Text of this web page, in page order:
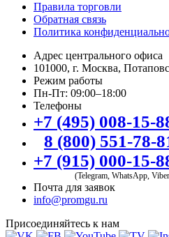
Правила торговли
Обратная связь
Политика
Адрес центрального офиса
101000, г. Москва,
Режим работы
Пн-Пт: 09:00–18:00
Телефоны
+7 (495) 008-15-
8 (800) 551-78-
+7 (915) 000-15-
(Telegram, WhatsApp,
Почта для заявок
info@promgu.ru
Присоединяйтесь к нам